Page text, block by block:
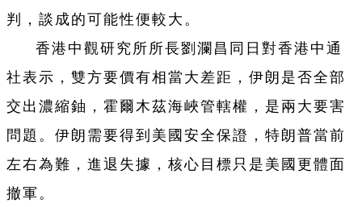
判，談成的可能性便較大。
香港中觀研究所所長劉瀾昌同日對香港中通
社表示，雙方要價有相當大差距，伊朗是否全部
交出濃縮鈾，霍爾木茲海峽管轄權，是兩大要害
問題。伊朗需要得到美國安全保證，特朗普當前
左右為難，進退失據，核心目標只是美國更體面
撤軍。